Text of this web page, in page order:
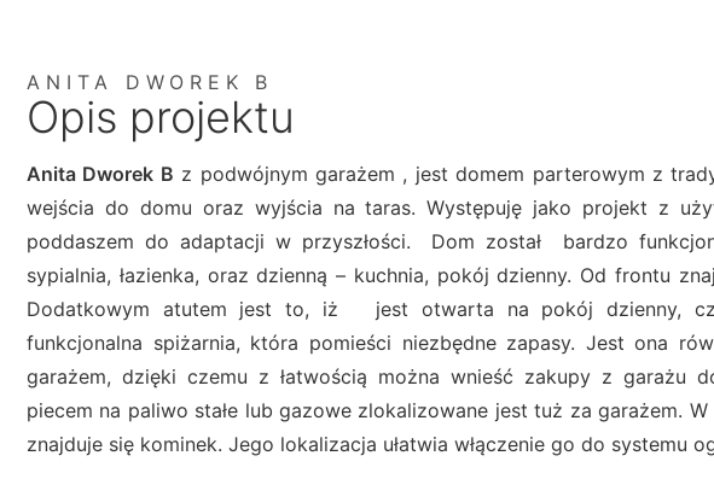
ANITA DWOREK B
Opis projektu
Anita Dworek B z podwójnym garażem , jest domem parterowym z
wejścia do domu oraz wyjścia na taras. Występuję jako projekt z
poddaszem do adaptacji w przyszłości. Dom został bardzo
sypialnia, łazienka, oraz dzienną – kuchnia, pokój dzienny. Od frontu
Dodatkowym atutem jest to, iż jest otwarta na pokój dzienny,
funkcjonalna spiżarnia, która pomieści niezbędne zapasy. Jest ona
garażem, dzięki czemu z łatwością można wnieść zakupy z garażu
piecem na paliwo stałe lub gazowe zlokalizowane jest tuż za garażem.
znajduje się kominek. Jego lokalizacja ułatwia włączenie go do systemu